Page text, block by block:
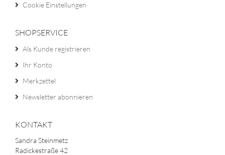
Cookie Einstellungen
SHOPSERVICE
Als Kunde registrieren
Ihr Konto
Merkzettel
Newsletter abonnieren
KONTAKT
Sandra Steinmetz
Radickestraße 42